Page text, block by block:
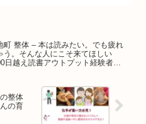
町 整体 – 本は読みたい。でも疲れ
う。そんな人にこそ来てほしい
日越え読書アウトプット経験者が
整体
の育